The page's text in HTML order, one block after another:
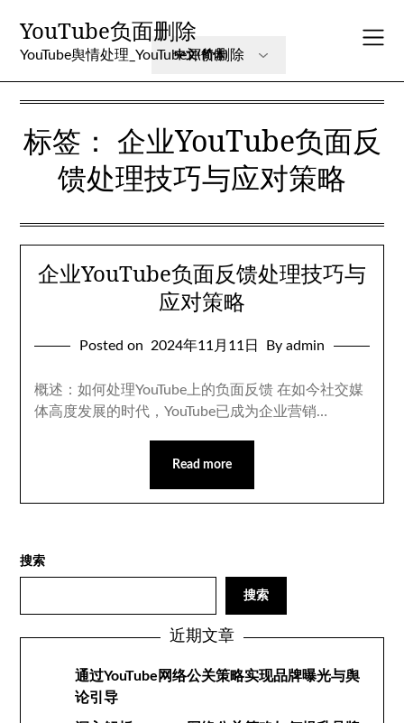
content
YouTube负面删除
YouTube舆情处理_YouTube评价删除
标签： 企业YouTube负面反
馈处理技巧与应对策略
企业YouTube负面反馈处理技巧与
应对策略
Posted on 2024年11月11日 By admin
概述：如何处理YouTube上的负面反馈 在如今社交媒
体高度发展的时代，YouTube已成为企业营销…
Read more
搜索
搜索
近期文章
通过YouTube网络公关策略实现品牌曝光与舆
论引导